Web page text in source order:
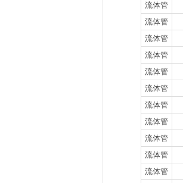
流体管
流体管
流体管
流体管
流体管
流体管
流体管
流体管
流体管
流体管
流体管